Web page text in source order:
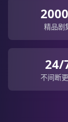
精品剧
24/
不间断